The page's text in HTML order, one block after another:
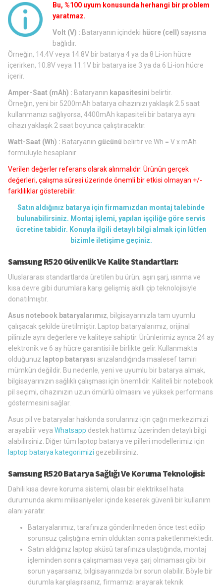
Bu, %100 uyum konusunda herhangi bir problem
yaratmaz.
Volt (V) : Bataryanın içindeki hücre (cell) sayısına
bağlıdır.
Örneğin, 14.4V veya 14.8V bir batarya 4 ya da 8 Li-ion hücre
içerirken, 10.8V veya 11.1V bir batarya ise 3 ya da 6 Li-ion hücre
içerir.
Amper-Saat (mAh) : Bataryanın kapasitesini belirtir.
Örneğin, yeni bir 5200mAh batarya cihazınızı yaklaşık 2.5 saat
kullanmanızı sağlıyorsa, 4400mAh kapasiteli bir batarya aynı
cihazı yaklaşık 2 saat boyunca çalıştıracaktır.
Watt-Saat (Wh) : Bataryanın gücünü belirtir ve Wh = V x mAh
formülüyle hesaplanır
Verilen değerler referans olarak alınmalıdır. Ürünün gerçek
değerleri, çalışma süresi üzerinde önemli bir etkisi olmayan +/-
farklılıklar gösterebilir.
Satın aldığınız batarya için firmamızdan montaj talebinde
bulunabilirsiniz. Montaj işlemi, yapılan işçiliğe göre servis
ücretine tabidir. Konuyla ilgili detaylı bilgi almak için lütfen
bizimle iletişime geçiniz.
Samsung R520 Güvenlik Ve Kalite Standartları:
Uluslararası standartlarda üretilen bu ürün; aşırı şarj, ısınma ve
kısa devre gibi durumlara karşı gelişmiş akıllı çip teknolojisiyle
donatılmıştır.
Asus notebook bataryalarımız, bilgisayarınızla tam uyumlu
çalışacak şekilde üretilmiştir. Laptop bataryalarımız, orijinal
pilinizle aynı değerlere ve kaliteye sahiptir. Ürünlerimiz ayrıca 24 ay
elektronik ve 6 ay hücre garantisi ile birlikte gelir. Kullanmakta
olduğunuz laptop bataryası arızalandığında maalesef tamiri
mümkün değildir. Bu nedenle, yeni ve uyumlu bir batarya almak,
bilgisayarınızın sağlıklı çalışması için önemlidir. Kaliteli bir notebook
pil seçimi, cihazınızın uzun ömürlü olmasını ve yüksek performans
göstermesini sağlar.
Asus pil ve bataryalar hakkında sorularınız için çağrı merkezimizi
arayabilir veya Whatsapp destek hattımız üzerinden detaylı bilgi
alabilirsiniz. Diğer tüm laptop batarya ve pilleri modellerimiz için
laptop batarya kategorimizi gezebilirsiniz.
Samsung R520 Batarya Sağlığı Ve Koruma Teknolojisi:
Dahili kısa devre koruma sistemi, olası bir elektriksel hata
durumunda akımı milisaniyeler içinde keserek güvenli bir kullanım
alanı yaratır.
Bataryalarımız, tarafınıza gönderilmeden önce test edilip
sorunsuz çalıştığına emin olduktan sonra paketlenmektedir.
Satın aldığınız laptop aküsü tarafınıza ulaştığında, montaj
işleminden sonra çalışmaması veya şarj olmaması gibi bir
sorun yaşarsanız, bilgisayarınızda bir sorun olabilir. Böyle bir
durumla karşılaşırsanız, firmamızı arayarak teknik